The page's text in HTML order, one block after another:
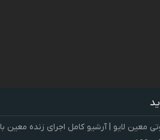
معین لایو | آرشیو کامل اجرای زنده معین با